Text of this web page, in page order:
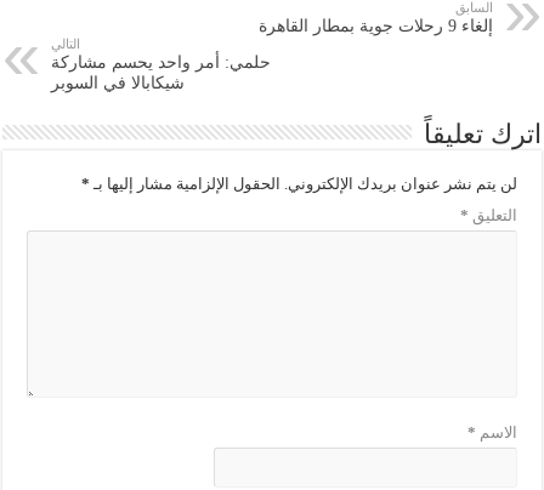
السابق
إلغاء 9 رحلات جوية بمطار القاهرة
التالي
حلمي: أمر واحد يحسم مشاركة
شيكابالا في السوبر
اترك تعليقاً
لن يتم نشر عنوان بريدك الإلكتروني. الحقول الإلزامية مشار إليها بـ *
التعليق *
الاسم *